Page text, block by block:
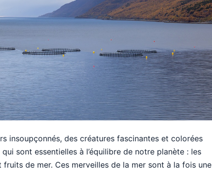
insoupçonnés, des créatures fascinantes et colorées
sont essentielles à l’équilibre de notre planète : les
de mer. Ces merveilles de la mer sont à la fois une